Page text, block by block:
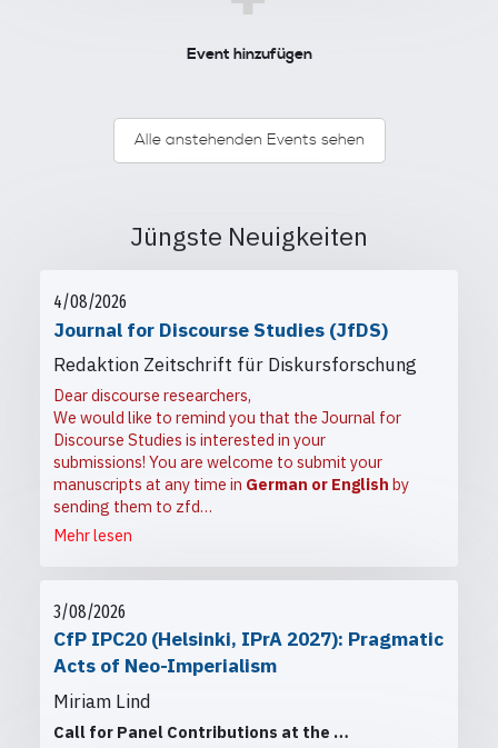
Event hinzufügen
Alle anstehenden Events sehen
Jüngste Neuigkeiten
4/08/2026
Journal for Discourse Studies (JfDS)
Redaktion Zeitschrift für Diskursforschung
Dear discourse researchers,
We would like to remind you that the Journal for
Discourse Studies is interested in your
submissions! You are welcome to submit your
manuscripts at any time in German or English by
sending them to zfd…
Mehr lesen
3/08/2026
CfP IPC20 (Helsinki, IPrA 2027): Pragmatic
Acts of Neo-Imperialism
Miriam Lind
Call for Panel Contributions at the …